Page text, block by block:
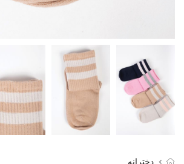
دخترانه